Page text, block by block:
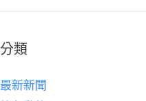
分類
最新新聞